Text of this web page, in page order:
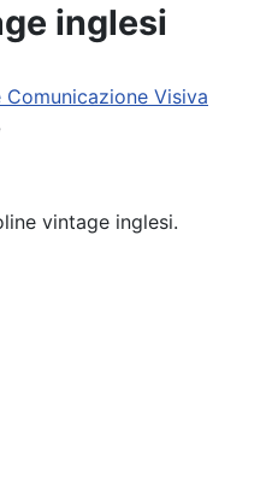
inglesi
Comunicazione Visiva
vintage inglesi.